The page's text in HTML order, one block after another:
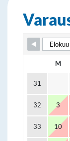
Skip
M
31
32 3
33 10